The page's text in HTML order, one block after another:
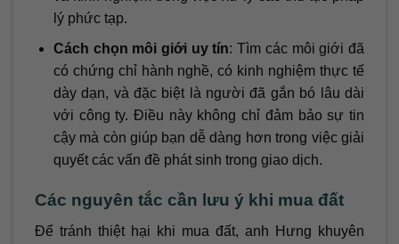
lý phức tạp.
Cách chọn môi giới uy tín: Tìm các môi giới đã
có chứng chỉ hành nghề, có kinh nghiệm thực tế
dày dạn, và đặc biệt là người đã gắn bó lâu dài
với công ty. Điều này không chỉ đảm bảo sự tin
cậy mà còn giúp bạn dễ dàng hơn trong việc giải
quyết các vấn đề phát sinh trong giao dịch.
Các nguyên tắc cần lưu ý khi mua đất
Để tránh thiệt hại khi mua đất, anh Hưng khuyên